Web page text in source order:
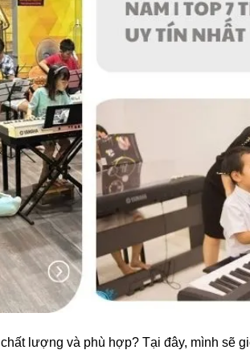
chất lượng và phù hợp? Tại đây, mình sẽ